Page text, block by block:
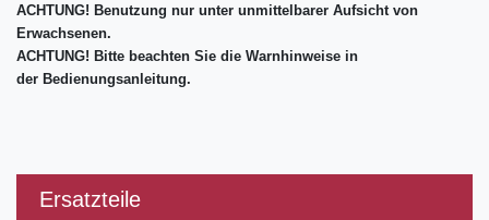
ACHTUNG! Benutzung nur unter unmittelbarer Aufsicht von
Erwachsenen.
ACHTUNG! Bitte beachten Sie die Warnhinweise in
der Bedienungsanleitung.
Ersatzteile